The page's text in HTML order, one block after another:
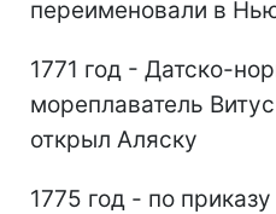
переименовали в
1771 год - Датско-
мореплаватель
открыл Аляску
1775 год - по